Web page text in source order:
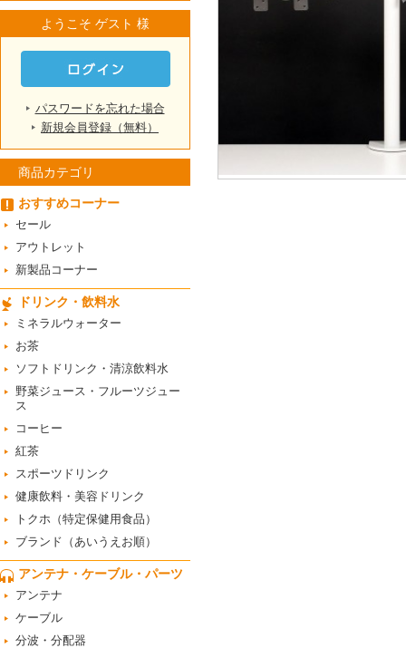
ようこそ ゲスト 様
パスワードを忘れた場合
新規会員登録（無料）
商品カテゴリ
おすすめコーナー
セール
アウトレット
新製品コーナー
ドリンク・飲料水
ミネラルウォーター
お茶
ソフトドリンク・清涼飲料水
野菜ジュース・フルーツジュー
ス
コーヒー
紅茶
スポーツドリンク
健康飲料・美容ドリンク
トクホ（特定保健用食品）
ブランド（あいうえお順）
アンテナ・ケーブル・パーツ
アンテナ
ケーブル
分波・分配器